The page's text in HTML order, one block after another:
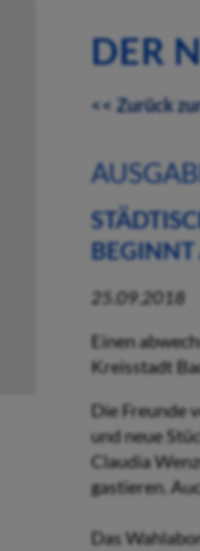
DER
<< Zurück
25.09.2018
Einen
Kreisstadt
Die Freunde
und neue
Claudia
gastieren.
Das